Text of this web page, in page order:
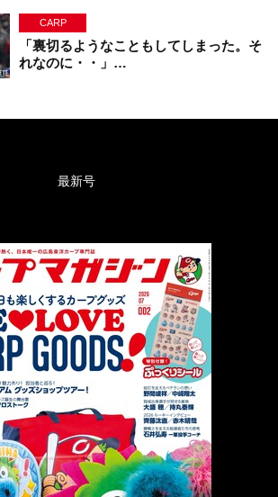
CARP
「裏切るようなこともしてしまった。そ
れなのに・・」…
最新号